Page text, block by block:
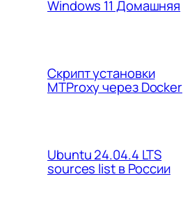
Windows 11 Домашняя
Скрипт установки
MTProxy через Docker
Ubuntu 24.04.4 LTS
sources list в России